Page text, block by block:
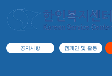
공지사항 캠페인 및 활동